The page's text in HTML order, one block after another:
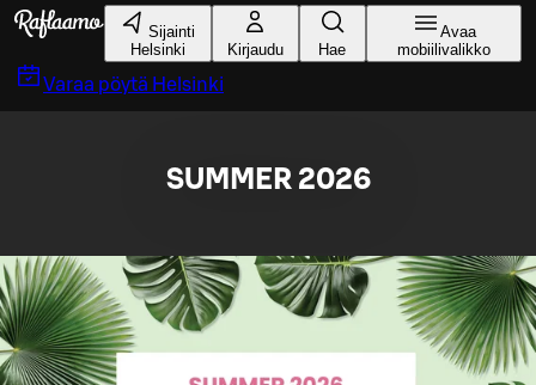
Siirry pääsisältöön
Sijainti
Helsinki
Kirjaudu Hae
Avaa
mobiilivalikko
Varaa pöytä Helsinki
SUMMER 2026